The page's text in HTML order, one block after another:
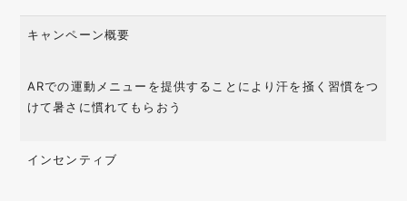
キャンペーン概要
ARでの運動メニューを提供することにより汗を掻く習慣をつ
けて暑さに慣れてもらおう
インセンティブ